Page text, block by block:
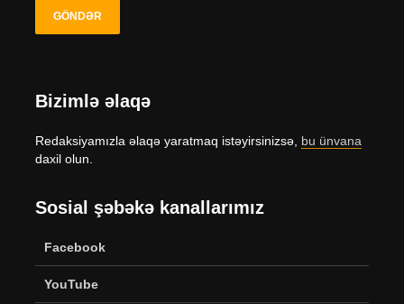
Bizimlə əlaqə
Redaksiyamızla əlaqə yaratmaq istəyirsinizsə, bu ünvana
daxil olun.
Sosial şəbəkə kanallarımız
Facebook
YouTube